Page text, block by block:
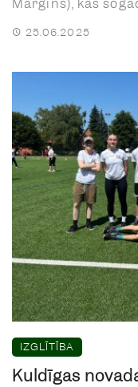
25.06.2025
IZGLĪTĪBA
Kuldīgas